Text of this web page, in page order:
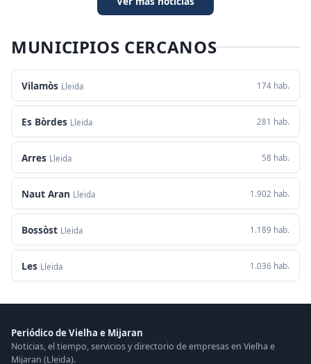
MUNICIPIOS CERCANOS
Vilamòs Lleida 174 hab.
Es Bòrdes Lleida 281 hab.
Arres Lleida 58 hab.
Naut Aran Lleida 1.902 hab.
Bossòst Lleida 1.189 hab.
Les Lleida 1.036 hab.
Periódico de Vielha e Mijaran
Noticias, el tiempo, servicios y directorio de empresas en Vielha e
Mijaran (Lleida).